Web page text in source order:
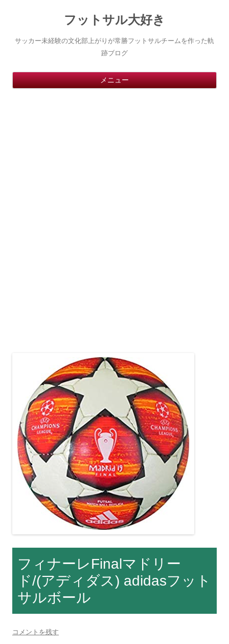
フットサル大好き
サッカー未経験の文化部上がりが常勝フットサルチームを作った軌
跡ブログ
メニュー
フィナーレFinalマドリー
ド/(アディダス) adidasフット
サルボール
コメントを残す